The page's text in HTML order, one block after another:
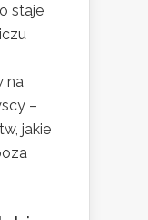
staje
na
–
jakie